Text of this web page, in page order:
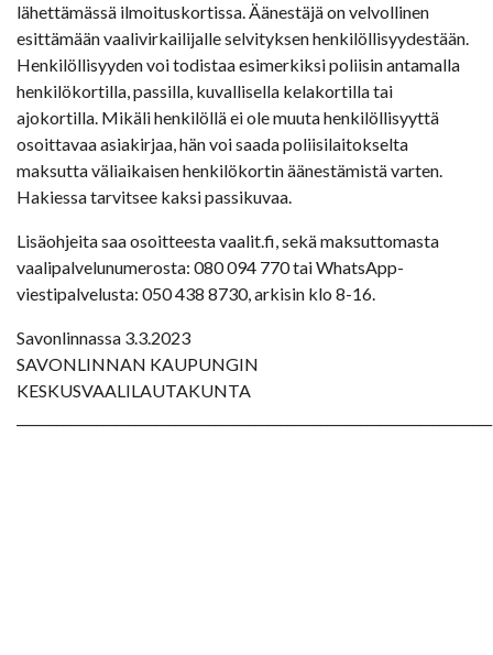
lähettämässä ilmoituskortissa. Äänestäjä on velvollinen
esittämään vaalivirkailijalle selvityksen henkilöllisyydestään.
Henkilöllisyyden voi todistaa esimerkiksi poliisin antamalla
henkilökortilla, passilla, kuvallisella kelakortilla tai
ajokortilla. Mikäli henkilöllä ei ole muuta henkilöllisyyttä
osoittavaa asiakirjaa, hän voi saada poliisilaitokselta
maksutta väliaikaisen henkilökortin äänestämistä varten.
Hakiessa tarvitsee kaksi passikuvaa.
Lisäohjeita saa osoitteesta vaalit.fi, sekä maksuttomasta
vaalipalvelunumerosta: 080 094 770 tai WhatsApp-
viestipalvelusta: 050 438 8730, arkisin klo 8-16.
Savonlinnassa 3.3.2023
SAVONLINNAN KAUPUNGIN
KESKUSVAALILAUTAKUNTA